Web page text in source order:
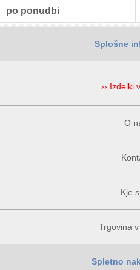
po ponudbi
Splošne
›› Izdelki
O
Kje
Trgovina
Spletno